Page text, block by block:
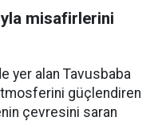
misafirlerini
yer alan Tavusbaba
güçlendiren
çevresini saran